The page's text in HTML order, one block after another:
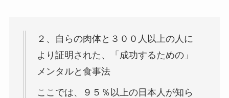
２、自らの肉体と３００人以上の人に
より証明された、「成功するための」
メンタルと食事法
ここでは、９５％以上の日本人が知ら